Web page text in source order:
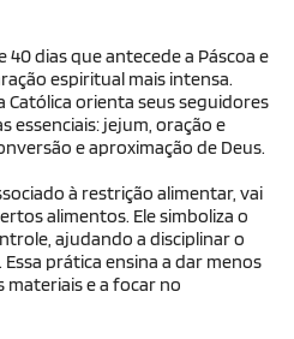
dias que antecede a Páscoa e
espiritual mais intensa.
Católica orienta seus seguidores
essenciais: jejum, oração e
e aproximação de Deus.
à restrição alimentar, vai
alimentos. Ele simboliza o
ajudando a disciplinar o
prática ensina a dar menos
materiais e a focar no